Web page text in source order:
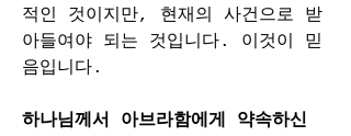
적인 것이지만, 현재의 사건으로 받
아들여야 되는 것입니다. 이것이 믿
음입니다.
하나님께서 아브라함에게 약속하신